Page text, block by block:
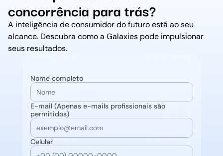
concorrência para trás?
A inteligência de consumidor do futuro está ao seu
alcance. Descubra como a Galaxies pode impulsionar
seus resultados.
Nome completo
E-mail (Apenas e-mails profissionais são
permitidos)
Celular